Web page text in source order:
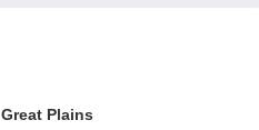
Great Plains